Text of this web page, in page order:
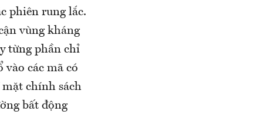
phiên rung lắc.
vùng kháng
từng phần chỉ
các mã có
chính sách
bất động